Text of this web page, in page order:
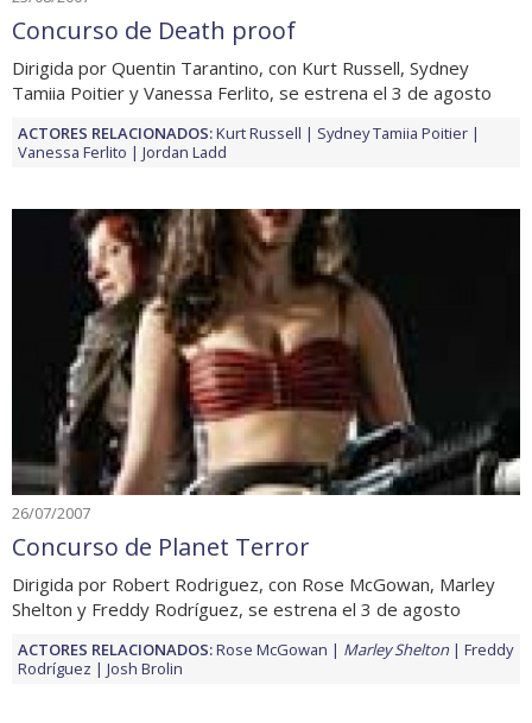
Concurso de Death proof
Dirigida por Quentin Tarantino, con Kurt Russell, Sydney
Tamiia Poitier y Vanessa Ferlito, se estrena el 3 de agosto
ACTORES RELACIONADOS:Kurt Russell
Sydney Tamiia Poitier
Vanessa Ferlito
Jordan Ladd
26/07/2007
Concurso de Planet Terror
Dirigida por Robert Rodriguez, con Rose McGowan, Marley
Shelton y Freddy Rodríguez, se estrena el 3 de agosto
ACTORES RELACIONADOS:Rose McGowan Marley Shelton
Freddy
Rodríguez
Josh Brolin